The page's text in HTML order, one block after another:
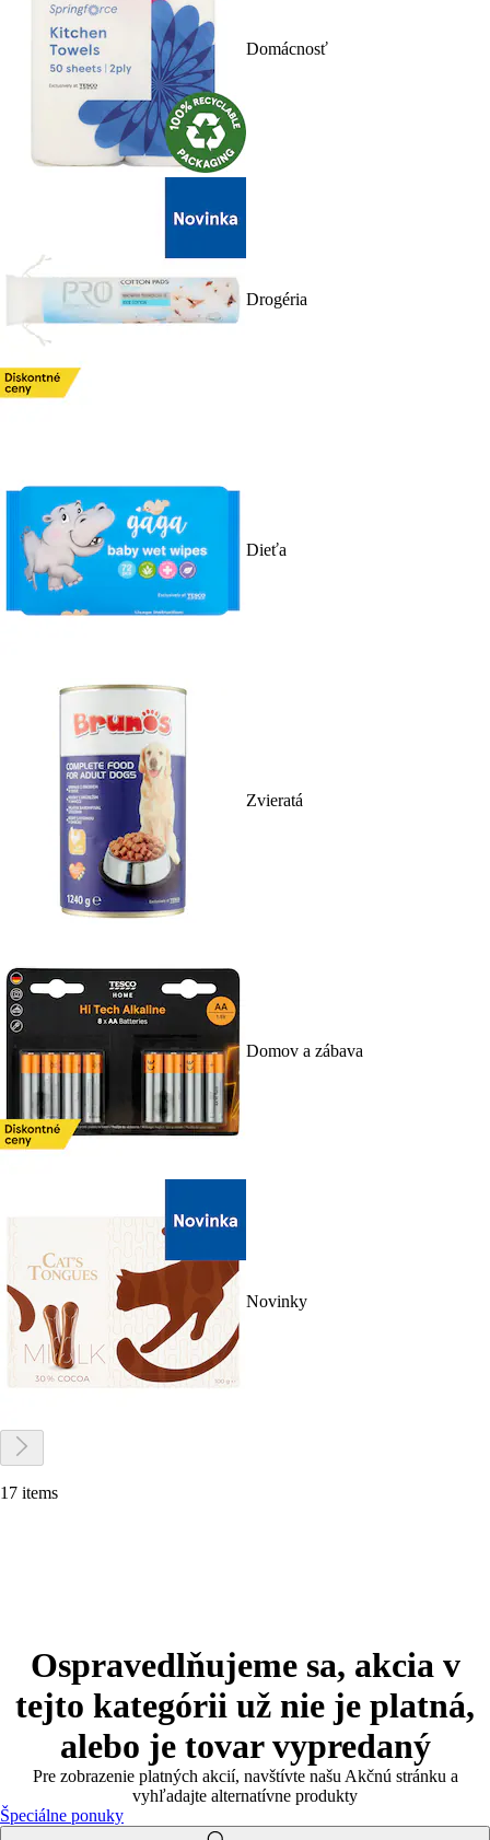
Domácnosť
Drogéria
Dieťa
Zvieratá
Domov a zábava
Novinky
17 items
Ospravedlňujeme sa, akcia v
tejto kategórii už nie je platná,
alebo je tovar vypredaný
Pre zobrazenie platných akcií, navštívte našu Akčnú stránku a
vyhľadajte alternatívne produkty
Špeciálne ponuky